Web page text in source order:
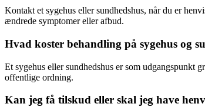
Kontakt et sygehus eller sundhedshus, når du er
ændrede symptomer eller afbud.
Hvad koster behandling på sygehus og
Et sygehus eller sundhedshus er som
offentlige ordning.
Kan jeg få tilskud eller skal jeg have